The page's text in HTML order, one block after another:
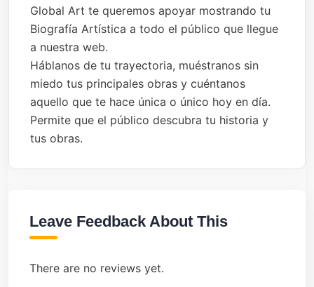
Global Art te queremos apoyar mostrando tu
Biografía Artística a todo el público que llegue
a nuestra web.
Háblanos de tu trayectoria, muéstranos sin
miedo tus principales obras y cuéntanos
aquello que te hace única o único hoy en día.
Permite que el público descubra tu historia y
tus obras.
Leave Feedback About This
There are no reviews yet.